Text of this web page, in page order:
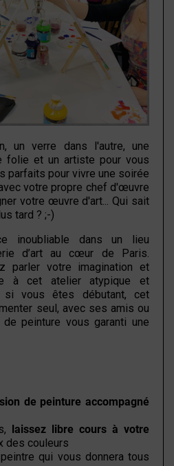
un verre dans l'autre, une
folie et un artiste pour vous
parfaits pour vivre une soirée
votre propre chef d'œuvre
votre œuvre d'art... Qui sait
tard ? ;-)
inoubliable dans un lieu
d’art au cœur de Paris.
parler votre imagination et
à cet atelier atypique et
si vous êtes débutant, cet
seul, avec ses amis ou
peinture vous garanti une
de peinture accompagné
laissez libre cours à votre
des couleurs
qui vous donnera tous